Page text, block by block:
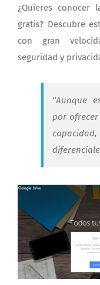
¿Quieres conocer
gratis? Descubre
con gran
seguridad y
“Aunque
por